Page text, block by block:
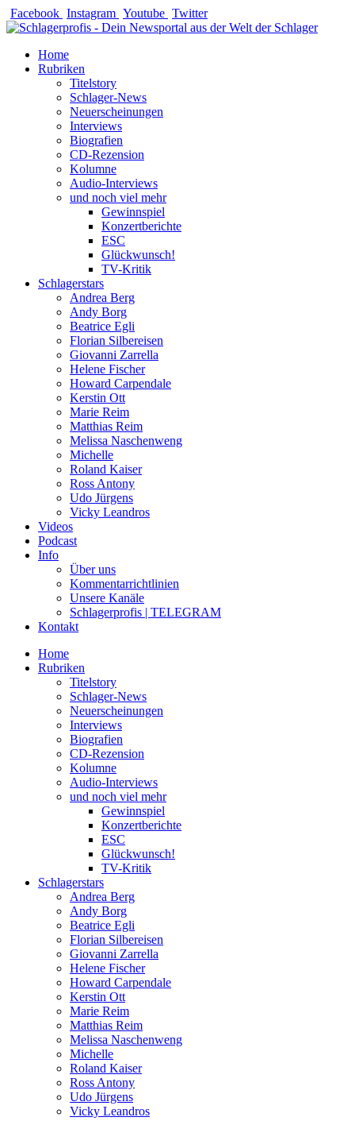
Zum
Inhalt
Facebook Instagram Youtube Twitter
Home
Rubriken
Titelstory
Schlager-News
Neuerscheinungen
Interviews
Biografien
CD-Rezension
Kolumne
Audio-Interviews
und noch viel mehr
Gewinnspiel
Konzertberichte
ESC
Glückwunsch!
TV-Kritik
Schlagerstars
Andrea Berg
Andy Borg
Beatrice Egli
Florian Silbereisen
Giovanni Zarrella
Helene Fischer
Howard Carpendale
Kerstin Ott
Marie Reim
Matthias Reim
Melissa Naschenweng
Michelle
Roland Kaiser
Ross Antony
Udo Jürgens
Vicky Leandros
Videos
Podcast
Info
Über uns
Kommentarrichtlinien
Unsere Kanäle
Schlagerprofis | TELEGRAM
Kontakt
Home
Rubriken
Titelstory
Schlager-News
Neuerscheinungen
Interviews
Biografien
CD-Rezension
Kolumne
Audio-Interviews
und noch viel mehr
Gewinnspiel
Konzertberichte
ESC
Glückwunsch!
TV-Kritik
Schlagerstars
Andrea Berg
Andy Borg
Beatrice Egli
Florian Silbereisen
Giovanni Zarrella
Helene Fischer
Howard Carpendale
Kerstin Ott
Marie Reim
Matthias Reim
Melissa Naschenweng
Michelle
Roland Kaiser
Ross Antony
Udo Jürgens
Vicky Leandros